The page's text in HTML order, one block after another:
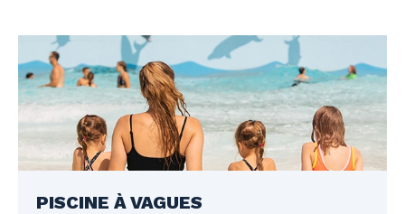
PISCINE À VAGUES